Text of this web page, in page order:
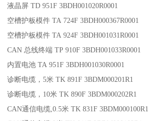
液晶屏 TD 951F 3BDH001020R0001
空槽护板模件 TA 724F 3BDH000367R0001
空槽护板模件 TA 924F 3BDH001031R0001
CAN 总线终端 TP 910F 3BDH001033R0001
内置电池 TA 951F 3BDH001030R0001
诊断电缆，5米 TK 891F 3BDM000201R1
诊断电缆，10米 TK 890F 3BDM000202R1
CAN通信电缆,0.5米 TK 831F 3BDM000100R1